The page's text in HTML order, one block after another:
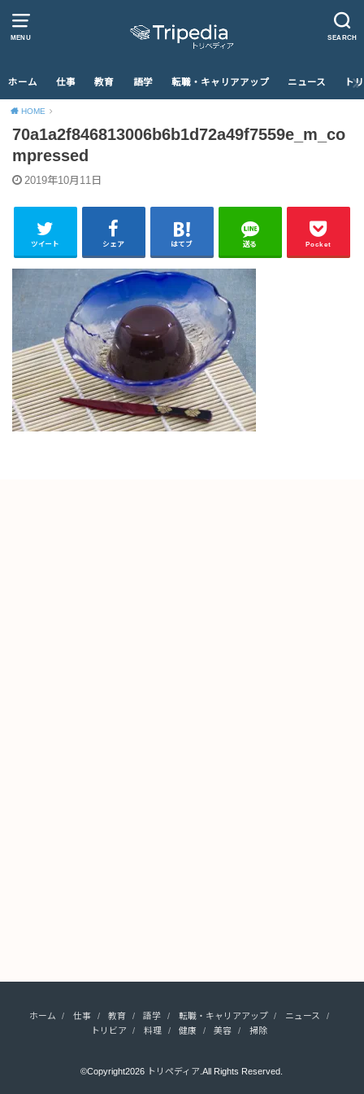
MENU SEARCH
ホーム 仕事 教育 語学 転職・キャリアアップ ニュース ト
HOME
70a1a2f846813006b6b1d72a49f7559e_m_co
mpressed
2019年10月11日
ツイート シェア はてブ 送る Pocket
ホーム 仕事 教育 語学 転職・キャリアアップ
ニュース
トリビア
料理 健康 美容 掃除
©Copyright2026 トリペディア .All Rights Reserved.